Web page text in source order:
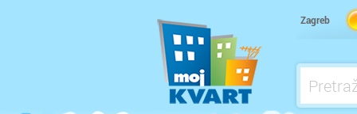
Zagreb
Kućna njega
Logoped
Ljekarna, farmacija